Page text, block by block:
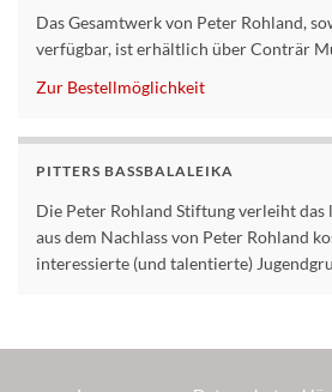
Das Gesamtwerk von Peter Rohland,
verfügbar, ist erhältlich über Conträr
Zur Bestellmöglichkeit
PITTERS BASSBALALEIKA
Die Peter Rohland Stiftung verleiht
aus dem Nachlass von Peter Rohland
interessierte (und talentierte)